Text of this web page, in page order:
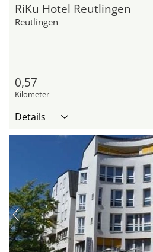
RiKu Hotel Reutlingen
Reutlingen
0,57
Kilometer
Details